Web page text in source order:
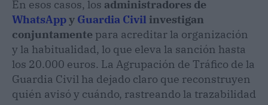
En esos casos, los administradores de
WhatsAppy Guardia Civil investigan
conjuntamente para acreditar la organización
y la habitualidad, lo que eleva la sanción hasta
los 20.000 euros. La Agrupación de Tráfico de la
Guardia Civil ha dejado claro que reconstruyen
quién avisó y cuándo, rastreando la trazabilidad